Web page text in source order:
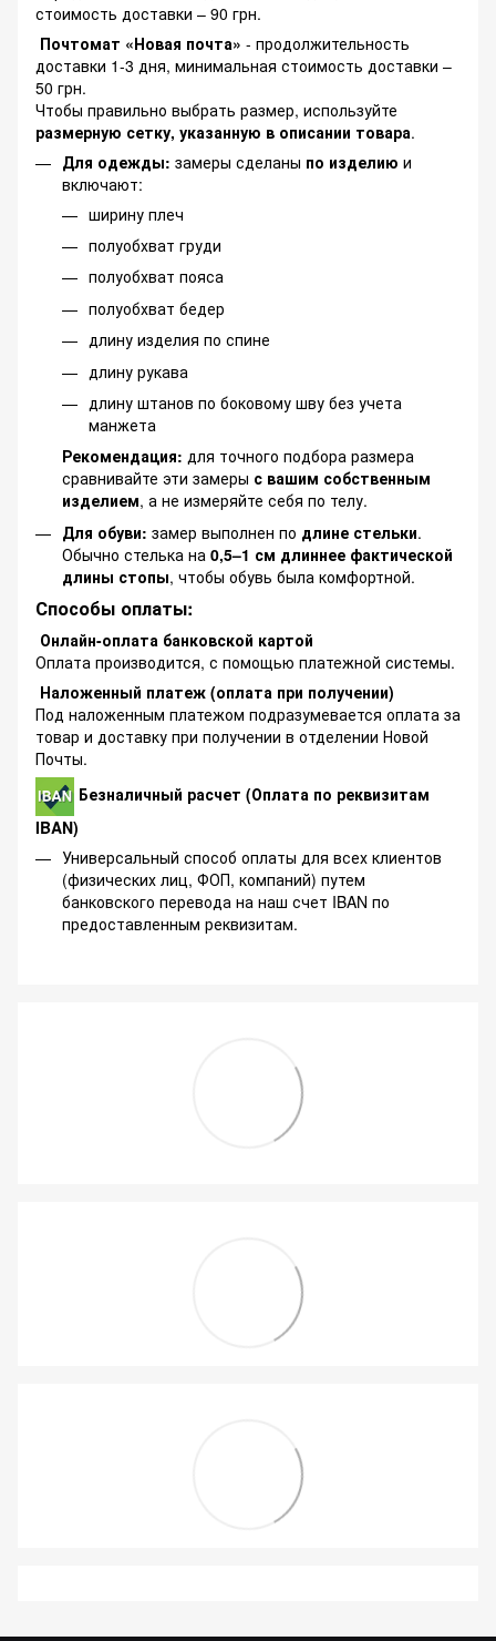
стоимость доставки – 90 грн.
Почтомат «Новая почта» - продолжительность
доставки 1-3 дня, минимальная стоимость доставки –
50 грн.
Чтобы правильно выбрать размер, используйте
размерную сетку, указанную в описании товара.
Для одежды: замеры сделаны по изделию и
включают:
ширину плеч
полуобхват груди
полуобхват пояса
полуобхват бедер
длину изделия по спине
длину рукава
длину штанов по боковому шву без учета
манжета
Рекомендация: для точного подбора размера
сравнивайте эти замеры с вашим собственным
изделием, а не измеряйте себя по телу.
Для обуви: замер выполнен по длине стельки.
Обычно стелька на 0,5–1 см длиннее фактической
длины стопы, чтобы обувь была комфортной.
Способы оплаты:
Онлайн-оплата банковской картой
Оплата производится, с помощью платежной системы.
Наложенный платеж (оплата при получении)
Под наложенным платежом подразумевается оплата за
товар и доставку при получении в отделении Новой
Почты.
Безналичный расчет (Оплата по реквизитам
IBAN)
Универсальный способ оплаты для всех клиентов
(физических лиц, ФОП, компаний) путем
банковского перевода на наш счет IBAN по
предоставленным реквизитам.